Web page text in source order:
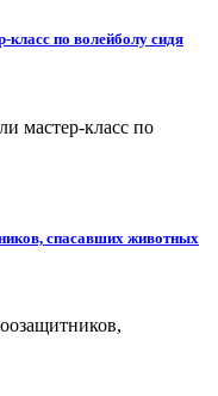
по волейболу сидя
спасавших животных